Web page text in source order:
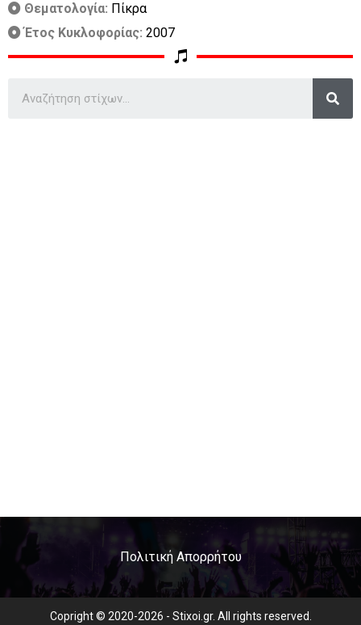
Θεματολογία: Πίκρα
Έτος Κυκλοφορίας: 2007
Πολιτική Απορρήτου
Copright © 2020-2026 - Stixoi.gr. All rights reserved.